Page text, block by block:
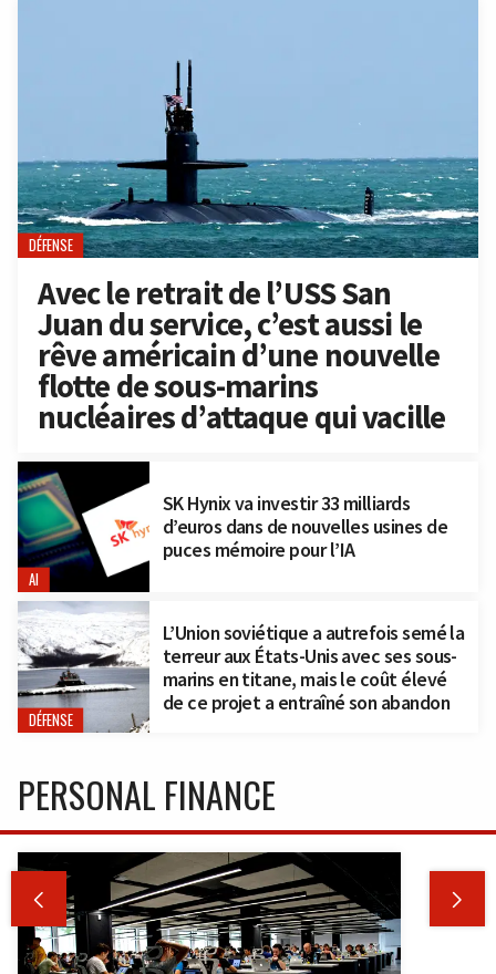
DÉFENSE
Avec le retrait de l’USS San
Juan du service, c’est aussi le
rêve américain d’une nouvelle
flotte de sous-marins
nucléaires d’attaque qui vacille
AI
SK Hynix va investir 33 milliards
d’euros dans de nouvelles usines de
puces mémoire pour l’IA
DÉFENSE
L’Union soviétique a autrefois semé la
terreur aux États-Unis avec ses sous-
marins en titane, mais le coût élevé
de ce projet a entraîné son abandon
PERSONAL FINANCE
 